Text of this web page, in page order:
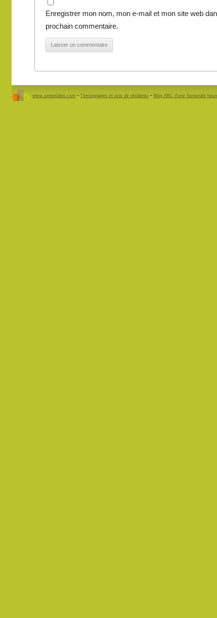
Enregistrer mon nom, mon e-mail et mon site web
prochain commentaire.
www.senioriales.com - Témoignages et avis de résidents - Blog ABC d’une Senioriale